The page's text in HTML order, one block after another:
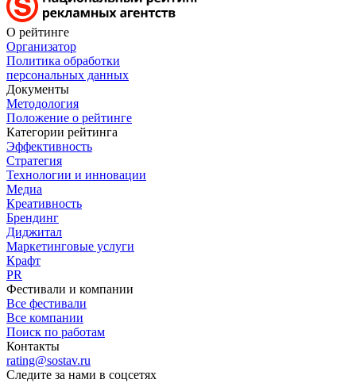
О рейтинге
Организатор
Политика обработки
персональных данных
Документы
Методология
Положение о рейтинге
Категории рейтинга
Эффективность
Стратегия
Технологии и инновации
Медиа
Креативность
Брендинг
Диджитал
Маркетинговые услуги
Крафт
PR
Фестивали и компании
Все фестивали
Все компании
Поиск по работам
Контакты
rating@sostav.ru
Следите за нами в соцсетях